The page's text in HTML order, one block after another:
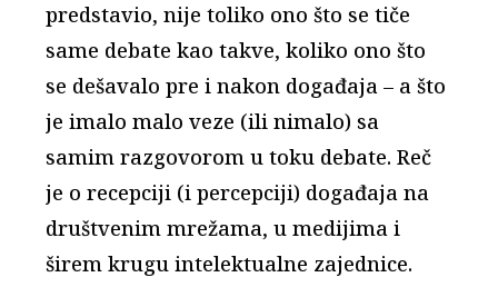
predstavio, nije toliko ono što se tiče
same debate kao takve, koliko ono što
se dešavalo pre i nakon događaja – a što
je imalo malo veze (ili nimalo) sa
samim razgovorom u toku debate. Reč
je o recepciji (i percepciji) događaja na
društvenim mrežama, u medijima i
širem krugu intelektualne zajednice.